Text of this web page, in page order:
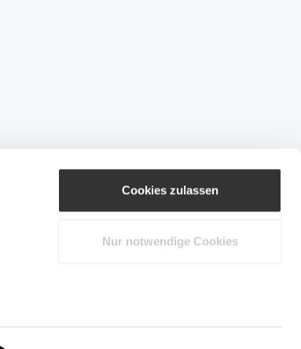
Cookies zulassen
Nur notwendige Cookies